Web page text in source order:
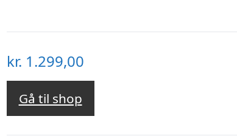
kr. 1.299,00
Gå til shop